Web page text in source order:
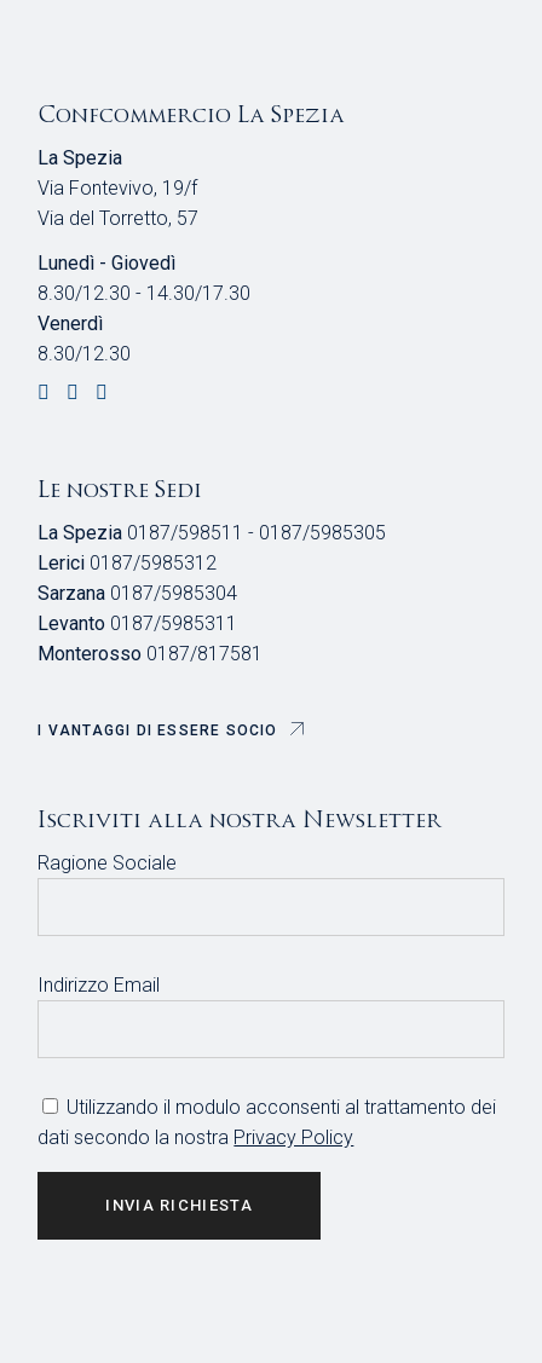
Confcommercio La Spezia
La Spezia
Via Fontevivo, 19/f
Via del Torretto, 57
Lunedì - Giovedì
8.30/12.30 - 14.30/17.30
Venerdì
8.30/12.30
Le nostre Sedi
La Spezia 0187/598511 - 0187/5985305
Lerici 0187/5985312
Sarzana 0187/5985304
Levanto 0187/5985311
Monterosso 0187/817581
I VANTAGGI DI ESSERE SOCIO
Iscriviti alla nostra Newsletter
Ragione Sociale
Indirizzo Email
Utilizzando il modulo acconsenti al trattamento dei
dati secondo la nostra Privacy Policy
INVIA RICHIESTA